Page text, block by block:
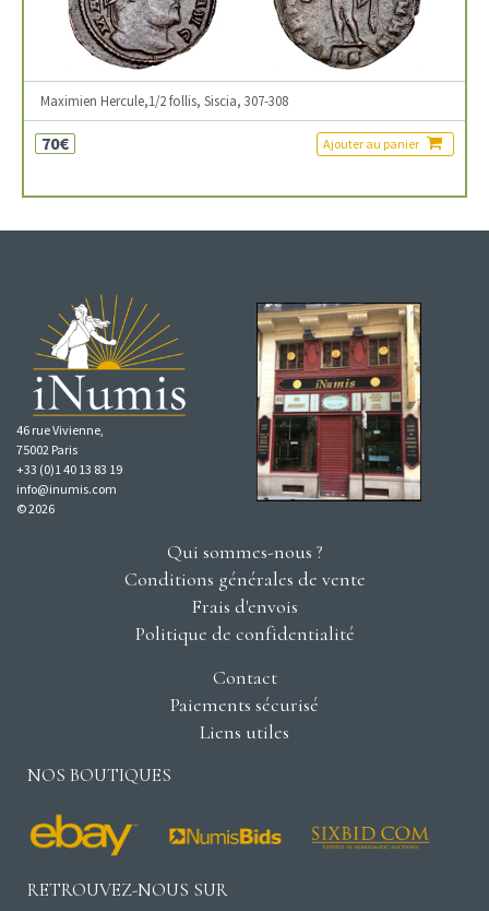
Maximien Hercule,1/2 follis, Siscia, 307-308
70€ Ajouter au panier
46 rue Vivienne,
75002 Paris
+33 (0)1 40 13 83 19
info@inumis.com
© 2026
Qui sommes-nous ?
Conditions générales de vente
Frais d'envois
Politique de confidentialité
Contact
Paiements sécurisé
Liens utiles
NOS BOUTIQUES
RETROUVEZ-NOUS SUR